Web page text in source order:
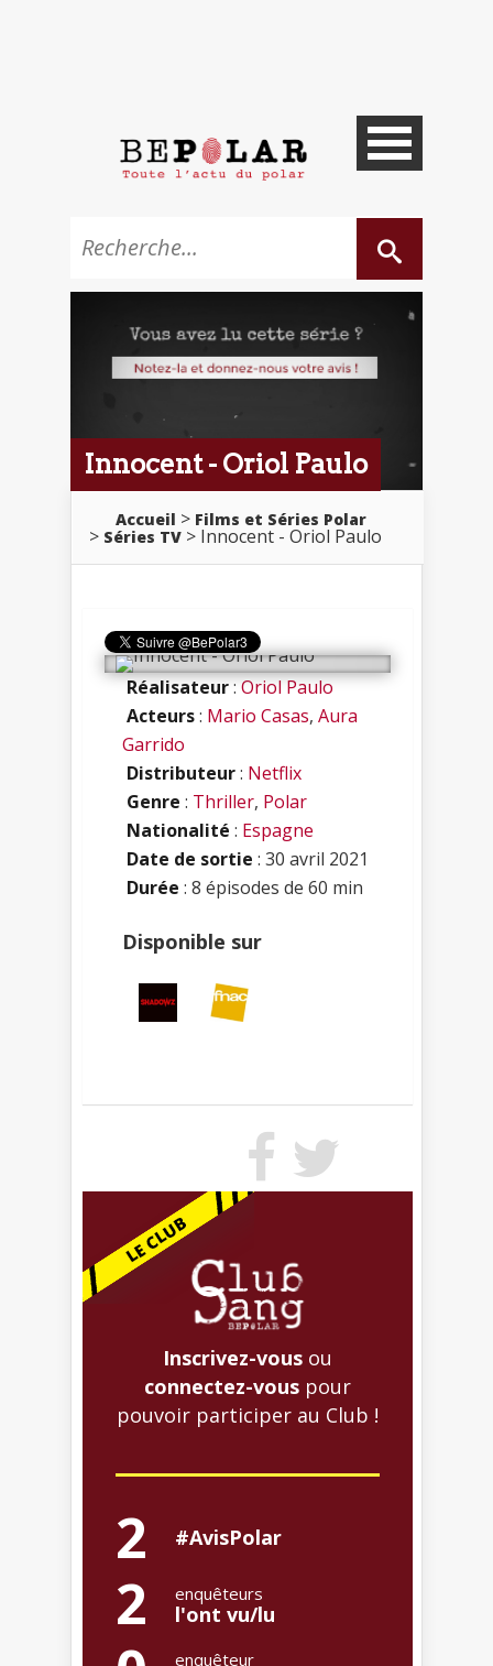
Innocent - Oriol Paulo
Accueil
Films et Séries Polar
Séries TV
Innocent - Oriol Paulo
Réalisateur: Oriol Paulo
Acteurs: Mario Casas, Aura
Garrido
Distributeur: Netflix
Genre : Thriller, Polar
Nationalité : Espagne
Date de sortie : 30 avril 2021
Durée : 8 épisodes de 60 min
Disponible sur
Inscrivez-vous ou
connectez-vous pour
pouvoir participer au Club !
2 #AvisPolar
2 enquêteurs
l'ont vu/lu
enquêteur